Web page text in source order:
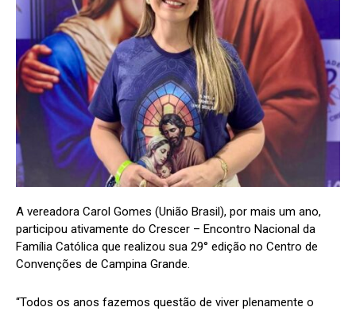
A vereadora Carol Gomes (União Brasil), por mais um ano,
participou ativamente do Crescer – Encontro Nacional da
Família Católica que realizou sua 29° edição no Centro de
Convenções de Campina Grande.
“Todos os anos fazemos questão de viver plenamente o